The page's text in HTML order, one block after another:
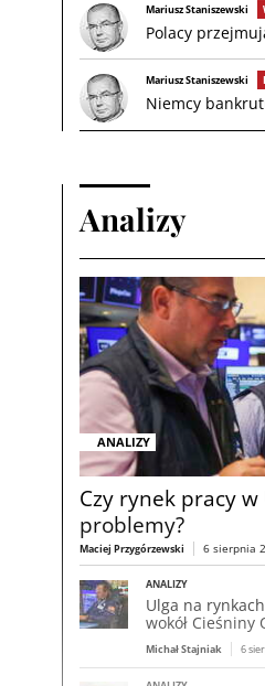
Mariusz Staniszewski
Polacy
Mariusz Staniszewski
Niemcy
Analizy
ANALIZY
Czy rynek pracy w
problemy?
Maciej Przygórzewski 6 sierpnia
ANALIZY
Ulga na
wokół Cieśniny
Michał Stajniak 6